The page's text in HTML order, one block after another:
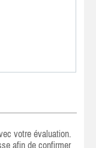
votre évaluation.
afin de confirmer